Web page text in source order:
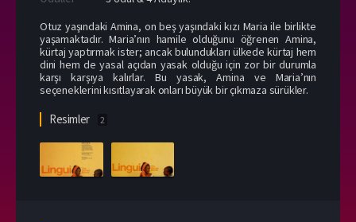
Otuz yaşındaki Amina, on beş yaşındaki kızı Maria ile birlikte
yaşamaktadır. Maria’nın hamile olduğunu öğrenen Amina,
kürtaj yaptırmak ister; ancak bulundukları ülkede kürtaj hem
dini hem de yasal açıdan yasak olduğu için zor bir durumla
karşı karşıya kalırlar. Bu yasak, Amina ve Maria’nın
seçeneklerini kısıtlayarak onları büyük bir çıkmaza sürükler.
Resimler 2